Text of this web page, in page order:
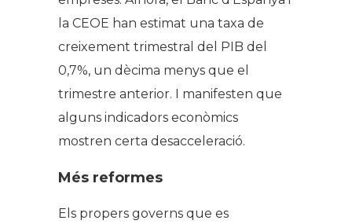
la CEOE han estimat una taxa de
creixement trimestral del PIB del
0,7%, un dècima menys que el
trimestre anterior. I manifesten que
alguns indicadors econòmics
mostren certa desacceleració.
Més reformes
Els propers governs que es